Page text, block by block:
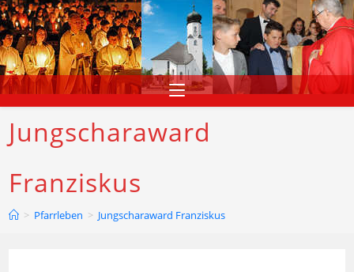
Jungscharaward
Franziskus
> Pfarrleben > Jungscharaward Franziskus